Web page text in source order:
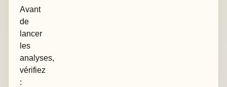
Avant
de
lancer
les
analyses,
vérifiez
: